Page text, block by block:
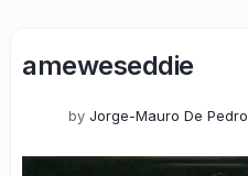
ameweseddie
by Jorge-Mauro De Pedro